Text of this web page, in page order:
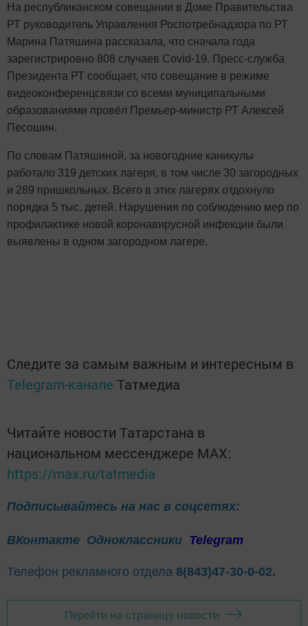
На республиканском совещании в Доме Правительства
РТ руководитель Управления Роспотребнадзора по РТ
Марина Патяшина рассказала, что сначала года
зарегистрировно 808 случаев Covid-19. Пресс-служба
Президента РТ сообщает, что совещание в режиме
видеоконференцсвязи со всеми муниципальными
образованиями провёл Премьер-министр РТ Алексей
Песошин.
По словам Патяшиной, за новогодние каникулы
работало 319 детских лагеря, в том числе 30 загородных
и 289 пришкольных. Всего в этих лагерях отдохнуло
порядка 5 тыс. детей. Нарушения по соблюдению мер по
профилактике новой коронавирусной инфекции были
выявлены в одном загородном лагере.
Следите за самым важным и интересным в
Telegram-канале Татмедиа
Читайте новости Татарстана в
национальном мессенджере MАХ:
https://max.ru/tatmedia
Подписывайтесь на нас в соцсетях:
ВКонтакте Одноклассники Telegram
Телефон рекламного отдела 8(843)47-30-0-02.
Перейти на страницу новости